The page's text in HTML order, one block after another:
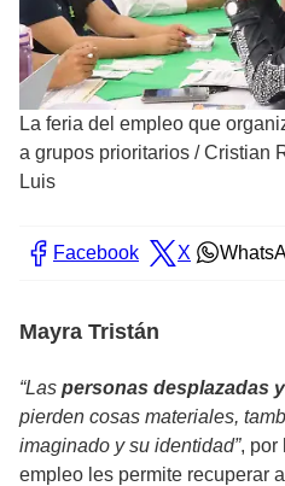
La feria del empleo que
a grupos prioritarios /Cristian
Luis
Facebook X
Mayra Tristán
“Las personas desplazadas
pierden cosas materiales,
imaginado y su identidad”, por
empleo les permite recuperar